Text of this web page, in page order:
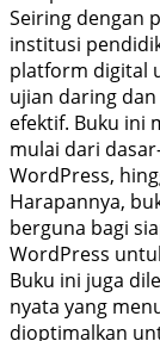
Seiring dengan
institusi
platform digital
ujian daring
efektif. Buku ini
mulai dari
WordPress,
Harapannya,
berguna bagi
WordPress
Buku ini juga
nyata yang
dioptimalkan